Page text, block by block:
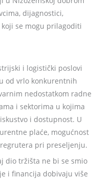
dijagnostici,
se mogu prilagoditi
i logistički poslovi
od vrlo konkurentnih
nedostatkom radne
i sektorima u kojima
i dostupnost. U
plaće, mogućnost
pri preseljenju.
dio tržišta ne bi se smio
i financija dobivaju više